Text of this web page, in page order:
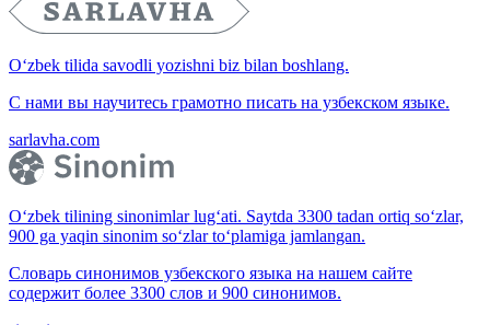
O‘zbek tilida savodli yozishni biz bilan boshlang.
С нами вы научитесь грамотно писать на узбекском языке.
sarlavha.com
O‘zbek tilining sinonimlar lug‘ati. Saytda 3300 tadan ortiq so‘zlar,
900 ga yaqin sinonim so‘zlar to‘plamiga jamlangan.
Словарь синонимов узбекского языка на нашем сайте
содержит более 3300 слов и 900 синонимов.